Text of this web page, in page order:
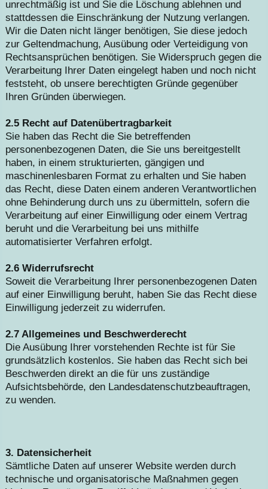
unrechtmäßig ist und Sie die Löschung ablehnen und
stattdessen die Einschränkung der Nutzung verlangen.
Wir die Daten nicht länger benötigen, Sie diese jedoch
zur Geltendmachung, Ausübung oder Verteidigung von
Rechtsansprüchen benötigen. Sie Widerspruch gegen die
Verarbeitung Ihrer Daten eingelegt haben und noch nicht
feststeht, ob unsere berechtigten Gründe gegenüber
Ihren Gründen überwiegen.
2.5 Recht auf Datenübertragbarkeit
Sie haben das Recht die Sie betreffenden
personenbezogenen Daten, die Sie uns bereitgestellt
haben, in einem strukturierten, gängigen und
maschinenlesbaren Format zu erhalten und Sie haben
das Recht, diese Daten einem anderen Verantwortlichen
ohne Behinderung durch uns zu übermitteln, sofern die
Verarbeitung auf einer Einwilligung oder einem Vertrag
beruht und die Verarbeitung bei uns mithilfe
automatisierter Verfahren erfolgt.
2.6 Widerrufsrecht
Soweit die Verarbeitung Ihrer personenbezogenen Daten
auf einer Einwilligung beruht, haben Sie das Recht diese
Einwilligung jederzeit zu widerrufen.
2.7 Allgemeines und Beschwerderecht
Die Ausübung Ihrer vorstehenden Rechte ist für Sie
grundsätzlich kostenlos. Sie haben das Recht sich bei
Beschwerden direkt an die für uns zuständige
Aufsichtsbehörde, den Landesdatenschutzbeauftragen,
zu wenden.
3. Datensicherheit
Sämtliche Daten auf unserer Website werden durch
technische und organisatorische Maßnahmen gegen